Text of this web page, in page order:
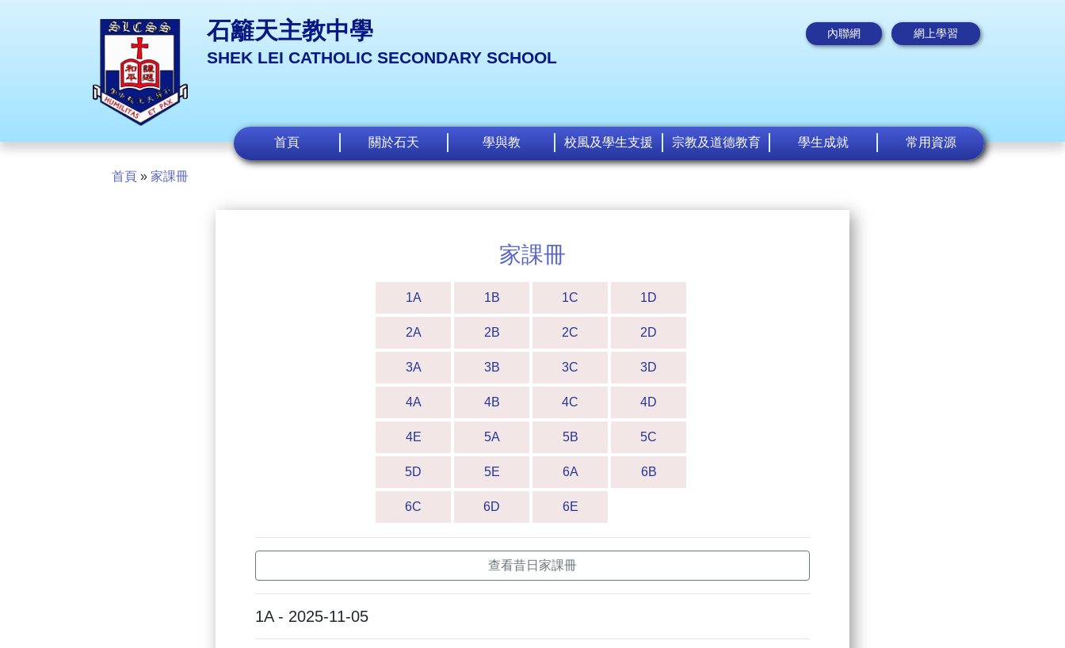
石籬天主教中學
SHEK LEI CATHOLIC SECONDARY SCHOOL
內聯網 網上學習
首頁 關於石天 學與教 校風及學生支援 宗教及道德教育 學生成就 常用資源
首頁 » 家課冊
家課冊
1A 1B 1C 1D
2A 2B 2C 2D
3A 3B 3C 3D
4A 4B 4C 4D
4E 5A 5B 5C
5D 5E 6A 6B
6C 6D 6E
查看昔日家課冊
1A - 2025-11-05